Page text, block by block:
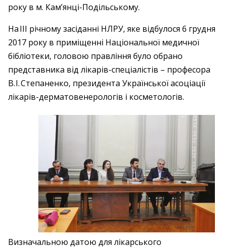
року в м. Кам’янці-Подільському.
На ІІІ річному засіданні НЛРУ, яке відбулося 6 грудня
2017 року в приміщенні Національної медичної
бібліотеки, головою правління було обрано
представника від лікарів-спеціалістів – професора
В. І. Степаненко, президента Української асоціації
лікарів-дерматовенерологів і косметологів.
Визначальною датою для лікарського